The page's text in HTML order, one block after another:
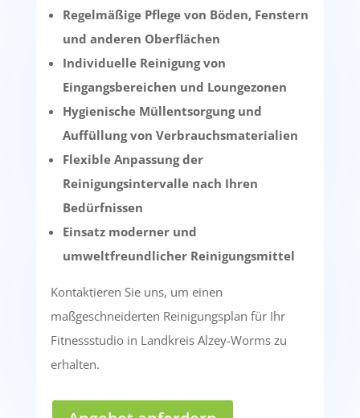
Regelmäßige Pflege von Böden, Fenstern
und anderen Oberflächen
Individuelle Reinigung von
Eingangsbereichen und Loungezonen
Hygienische Müllentsorgung und
Auffüllung von Verbrauchsmaterialien
Flexible Anpassung der
Reinigungsintervalle nach Ihren
Bedürfnissen
Einsatz moderner und
umweltfreundlicher Reinigungsmittel
Kontaktieren Sie uns, um einen
maßgeschneiderten Reinigungsplan für Ihr
Fitnessstudio in Landkreis Alzey-Worms zu
erhalten.